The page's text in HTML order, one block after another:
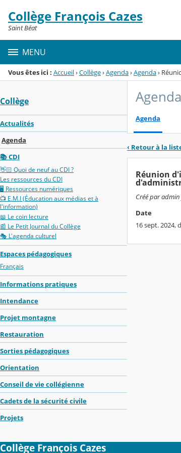
Menu de la rubrique
Contenu
Collège François Cazes
Saint Béat
MENU
Vous êtes ici : Accueil›Collège›Agenda›Agenda›
Collège
Actualités
Agenda
📚 CDI
👋🏻 Quoi de neuf au CDI ?
Les ressources du CDI
🖥️ Ressources numériques
📺 E.M.I (Éducation aux médias et à
l'information)
📖 Le coin lecture
📰 Le Petit Journal du Collège
🎭 L'agenda culturel
Espaces pédagogiques
Français
Informations pratiques
Intendance
Projet montagne
Restauration
Sorties pédagogiques
Orientation
Conseil de vie collégienne
Cadets de la sécurité civile
Projets
Agenda
Agenda
‹ Retour à la
Réunion
Créé par
Date
16 sept. 2024,
Collège François Cazes